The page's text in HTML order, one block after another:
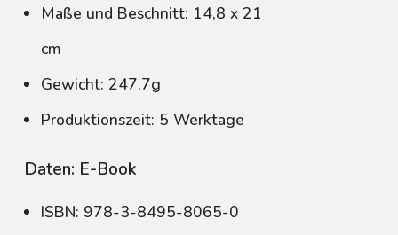
Maße und Beschnitt: 14,8 x 21
cm
Gewicht: 247,7g
Produktionszeit: 5 Werktage
Daten: E-Book
ISBN: 978-3-8495-8065-0